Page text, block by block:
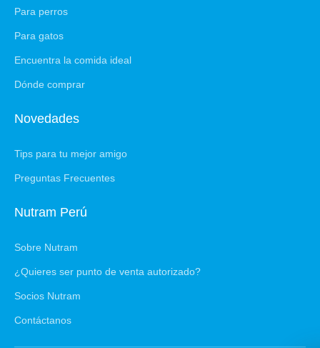
Para perros
Para gatos
Encuentra la comida ideal
Dónde comprar
Novedades
Tips para tu mejor amigo
Preguntas Frecuentes
Nutram Perú
Sobre Nutram
¿Quieres ser punto de venta autorizado?
Socios Nutram
Contáctanos